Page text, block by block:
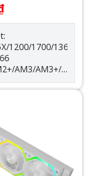
1200/1700/1366
AM3/AM3+/AM4/
thước
Tốc độ
Độ ồn:
30.000 giờ